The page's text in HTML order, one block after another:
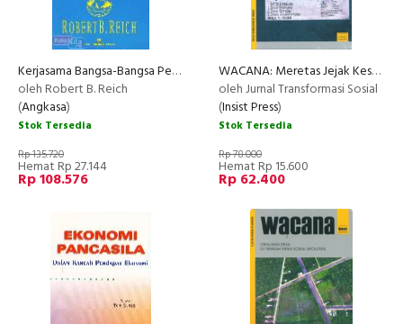
Kerjasama Bangsa-Bangsa Persiapan Menghadapi Abad 21
oleh Robert B. Reich
(Angkasa)
Stok Tersedia
Rp 135.720
Hemat Rp 27.144
Rp 108.576
WACANA: Meretas Jejak Kesejahteraan Desa (Wacana Nomor 37/Tahun XIX/2017)
oleh Jurnal Transformasi Sosial
(Insist Press)
Stok Tersedia
Rp 78.000
Hemat Rp 15.600
Rp 62.400